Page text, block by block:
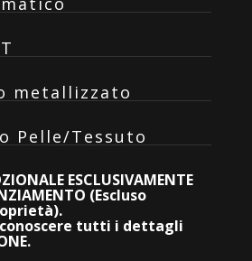
metallizzato
Pelle/Tessuto
ESCLUSIVAMENTE
(Escluso
tutti i dettagli